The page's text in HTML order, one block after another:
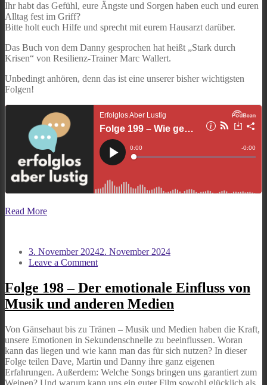
Ihr habt das Gefühl, eure Ängste und Sorgen haben euch und euren
Alltag fest im Griff?
Bitte holt euch Hilfe und sprecht mit eurem Hausarzt darüber.
Das Buch von dem Danny gesprochen hat heißt „Stark durch
Krisen“ von Resilienz-Trainer Marc Wallert.
Unbedingt anhören, denn das ist eine unserer bisher wichtigsten
Folgen!
Read More
3. November 20242. November 2024
Leave a Commenton
–
Der
Einfluss
von
Musik
und
anderen
Medien
Folge 198 – Der emotionale Einfluss von
Musik und anderen Medien
Von Gänsehaut bis zu Tränen – Musik und Medien haben die Kraft,
unsere Emotionen in Sekundenschnelle zu beeinflussen. Woran
kann das liegen und wie kann man das für sich nutzen? In dieser
Folge teilen Dave, Martin und Danny ihre ganz eigenen
Erfahrungen. Außerdem: Welche Songs bringen uns garantiert zum